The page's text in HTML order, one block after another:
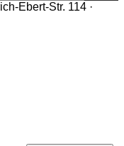
Ebert-Str. 114 ·